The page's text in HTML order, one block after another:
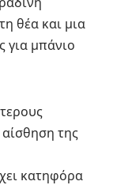
θέα και μια
για μπάνιο
αίσθηση της
κατηφόρα